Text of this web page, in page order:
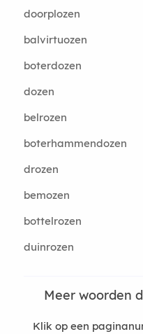
doorplozen
balvirtuozen
boterdozen
dozen
belrozen
boterhammendozen
drozen
bemozen
bottelrozen
duinrozen
Meer woorden
Klik op een